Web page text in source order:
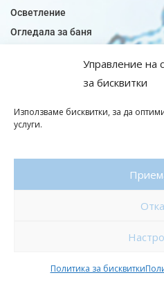
Управление на
за бисквитки
Използваме бисквитки, за да
услуги.
Политика за бисквитки
Осветление
Огледала за баня
Плочки за кухня
Подови лентова сифони
Подови плочки
Политика за